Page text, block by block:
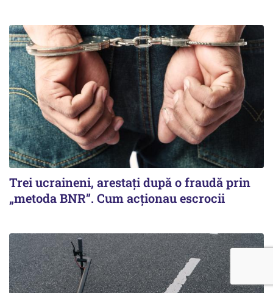
Trei ucraineni, arestați după o fraudă prin
„metoda BNR”. Cum acționau escrocii